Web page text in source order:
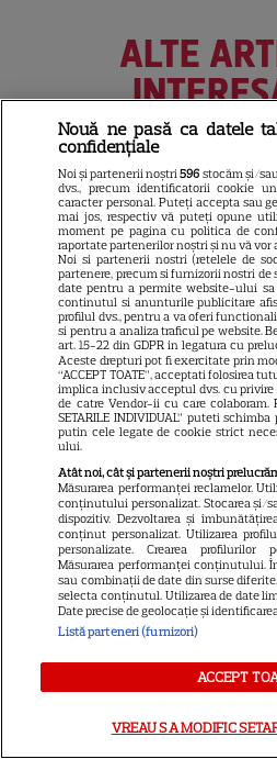
ALTE
3
VEDETE
Marvel
Panther.
7
VEDETE
Ryan
Rider
Anunțul
a
DISNEY
Prada 2”
Meryl
Runway
Nouă ne pasă ca datele
confidențiale
Noi și partenerii noștri596 stocăm și/
dvs., precum identificatorii cookie
caracter personal. Puteți accepta sau
mai jos, respectiv vă puteți opune
moment pe pagina cu politica de
raportate partenerilor noștri și nu vă vor
Noi si partenerii nostri (retelele de
partenere, precum si furnizorii nostri
date pentru a permite website-ului
continutul si anunturile publicitare
profilul dvs., pentru a va oferi
si pentru a analiza traficul pe website.
art. 15-22 din GDPR in legatura cu
Aceste drepturi pot fi exercitate prin
“ACCEPT TOATE”, acceptati folosirea
implica inclusiv acceptul dvs. cu
de catre Vendor-ii cu care colaboram.
SETARILE INDIVIDUAL” puteti
putin cele legate de cookie strict
ului.
Atât noi, cât și partenerii noștri
Măsurarea performanței reclamelor.
conținutului personalizat. Stocarea și/
dispozitiv. Dezvoltarea și
conținut personalizat. Utilizarea
personalizate. Crearea profilurilor
Măsurarea performanței conținutului.
sau combinații de date din surse
selecta conținutul. Utilizarea de date
Date precise de geolocație și
Listă parteneri (furnizori)
ACCEPT
VREAU SA MODIFIC